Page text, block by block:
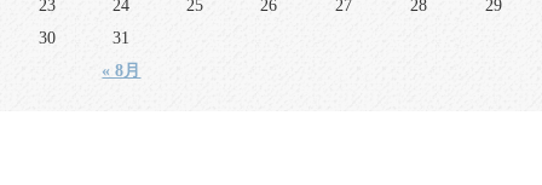
« 8月
23
24 25 26 27 28
29
30
31